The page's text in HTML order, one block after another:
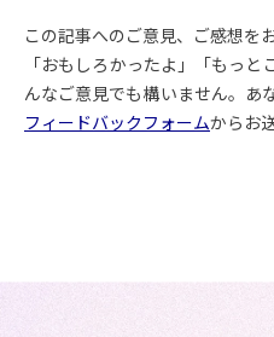
この記事へのご意見、ご感想を
「おもしろかったよ」「もっ
んなご意見でも構いません。あ
フィードバックフォームからお